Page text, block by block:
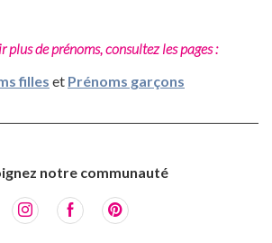
plus de prénoms, consultez les pages :
filles et Prénoms garçons
notre communauté